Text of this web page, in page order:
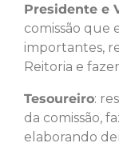
Presidente e
comissão que
importantes,
Reitoria e
Tesoureiro:
da comissão,
elaborando